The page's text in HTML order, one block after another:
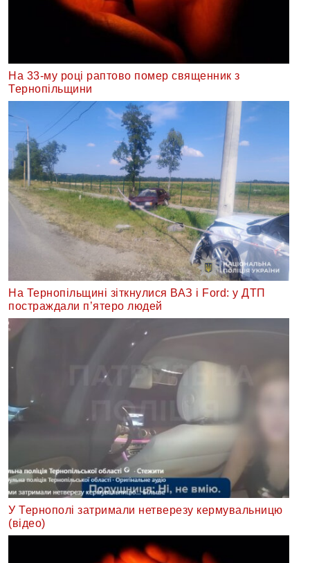
На 33-му році раптово помер священник з
Тернопільщини
На Тернопільщині зіткнулися ВАЗ і Ford: у ДТП
постраждали п’ятеро людей
У Тернополі затримали нетверезу кермувальницю
(відео)